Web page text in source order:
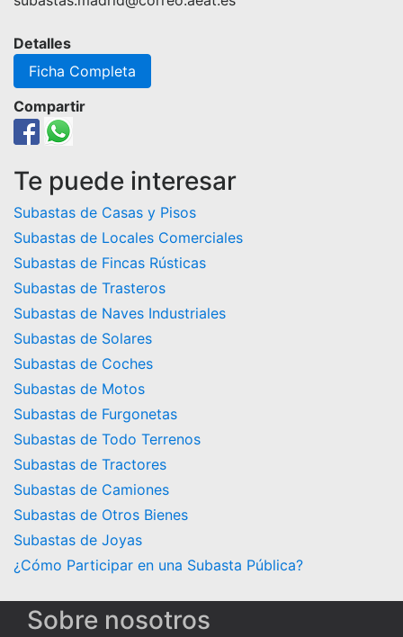
Detalles
Ficha Completa
Compartir
Te puede interesar
Subastas de Casas y Pisos
Subastas de Locales Comerciales
Subastas de Fincas Rústicas
Subastas de Trasteros
Subastas de Naves Industriales
Subastas de Solares
Subastas de Coches
Subastas de Motos
Subastas de Furgonetas
Subastas de Todo Terrenos
Subastas de Tractores
Subastas de Camiones
Subastas de Otros Bienes
Subastas de Joyas
¿Cómo Participar en una Subasta Pública?
Sobre nosotros